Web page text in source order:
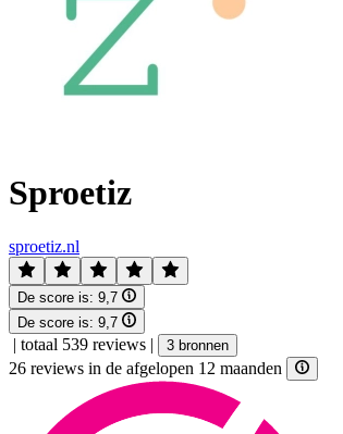
Sproetiz
sproetiz.nl
De score is: 9,7
De score is: 9,7
| totaal 539 reviews | 3 bronnen
26 reviews in de afgelopen 12 maanden